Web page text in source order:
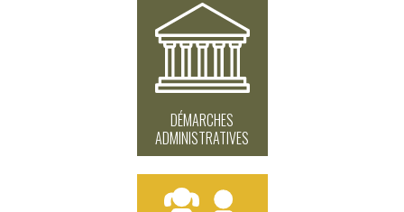
DÉMARCHES
ADMINISTRATIVES